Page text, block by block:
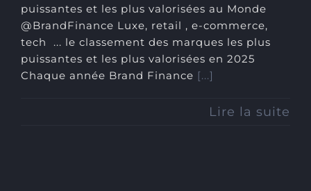
puissantes et les plus valorisées au Monde
@BrandFinance Luxe, retail , e-commerce,
tech ... le classement des marques les plus
puissantes et les plus valorisées en 2025
Chaque année Brand Finance [...]
Lire la suite